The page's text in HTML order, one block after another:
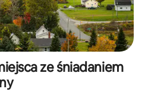
ze śniadaniem